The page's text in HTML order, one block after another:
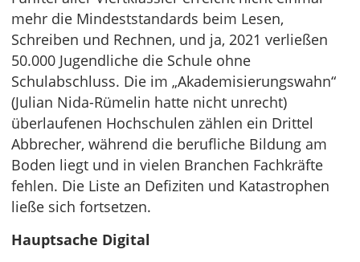
mehr die Mindeststandards beim Lesen,
Schreiben und Rechnen, und ja, 2021 verließen
50.000 Jugendliche die Schule ohne
Schulabschluss. Die im „Akademisierungswahn“
(Julian Nida-Rümelin hatte nicht unrecht)
überlaufenen Hochschulen zählen ein Drittel
Abbrecher, während die berufliche Bildung am
Boden liegt und in vielen Branchen Fachkräfte
fehlen. Die Liste an Defiziten und Katastrophen
ließe sich fortsetzen.
Hauptsache Digital